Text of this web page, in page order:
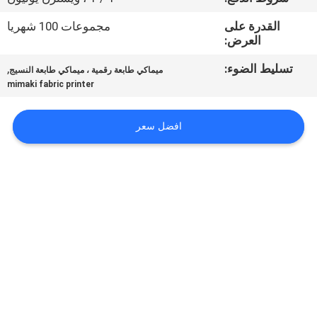
أخبار
القدرة على
العرض:
مجموعات 100 شهريا
تسليط الضوء: ميماكي طابعة رقمية ، ميماكي طابعة النسيج,
mimaki fabric printer
افضل سعر